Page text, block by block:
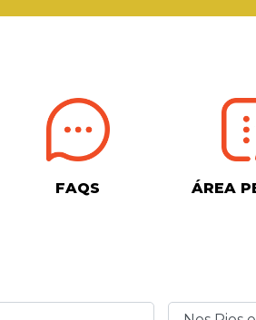
FAQS ÁREA